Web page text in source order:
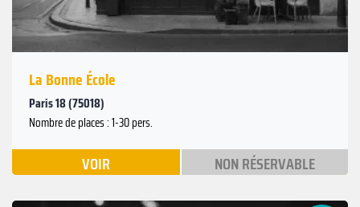
La Bonne École
Paris 18 (75018)
Nombre de places : 1-30 pers.
VOIR NON RÉSERVABLE